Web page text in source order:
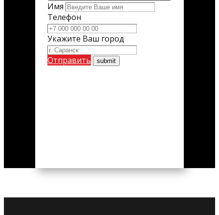
Имя
Телефон
Укажите Ваш город
Отправить